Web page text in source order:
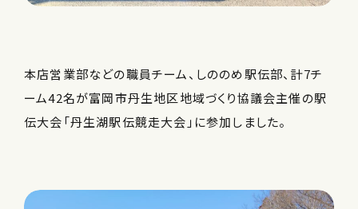
本店営業部などの職員チーム、しののめ駅伝部、計7チ
ーム42名が富岡市丹生地区地域づくり協議会主催の駅
伝大会「丹生湖駅伝競走大会」に参加しました。